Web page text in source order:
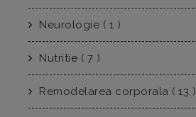
Neurologie ( 1 )
Nutritie ( 7 )
Remodelarea corporala ( 13 )